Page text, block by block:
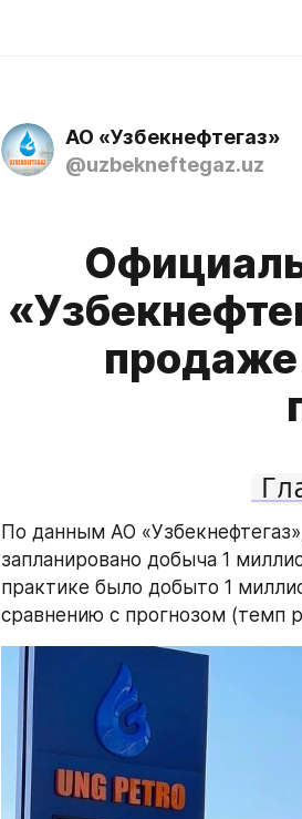
АО «Узбекнефтегаз»
@uzbekneftegaz.uz
продаже
По данным AO
запланировано добыча 1
практике было добыто 1
сравнению с прогнозом (темп